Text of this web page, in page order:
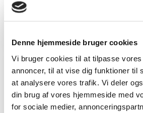
Denne hjemmeside bruger cookies
Vi bruger cookies til at tilpasse vores
annoncer, til at vise dig funktioner til
at analysere vores trafik. Vi deler
din brug af vores hjemmeside med
for sociale medier,